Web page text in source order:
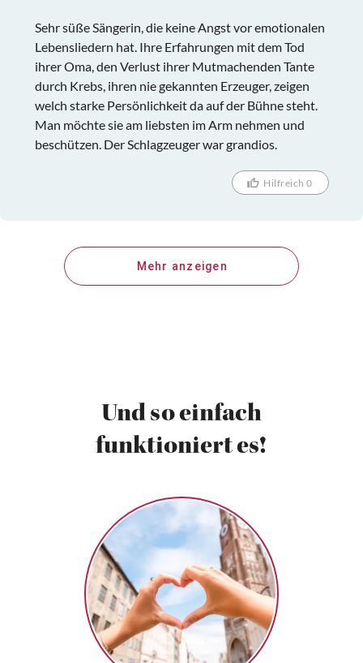
Sehr süße Sängerin, die keine Angst vor emotionalen
Lebensliedern hat. Ihre Erfahrungen mit dem Tod
ihrer Oma, den Verlust ihrer Mutmachenden Tante
durch Krebs, ihren nie gekannten Erzeuger, zeigen
welch starke Persönlichkeit da auf der Bühne steht.
Man möchte sie am liebsten im Arm nehmen und
beschützen. Der Schlagzeuger war grandios.
Hilfreich 0
Mehr anzeigen
Und so einfach
funktioniert es!